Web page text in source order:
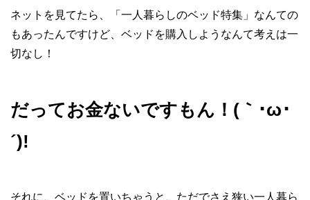
ネットを見てたら、「一人暮らしのベッド特集」なんての
もあったんですけど、ベッドを購入しようなんて考えは一
切なし！
だってお金ないですもん！(｀･ω･
´)!
それに、ベッドを置いちゃうと、ただでさえ狭い一人暮ら